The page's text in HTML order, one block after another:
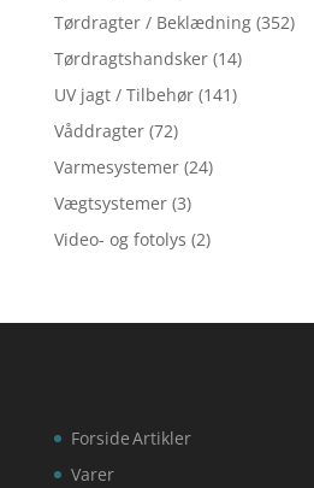
Tørdragter / Beklædning (352)
Tørdragtshandsker (14)
UV jagt / Tilbehør (141)
Våddragter (72)
Varmesystemer (24)
Vægtsystemer (3)
Video- og fotolys (2)
Forside
Varer
Artikler